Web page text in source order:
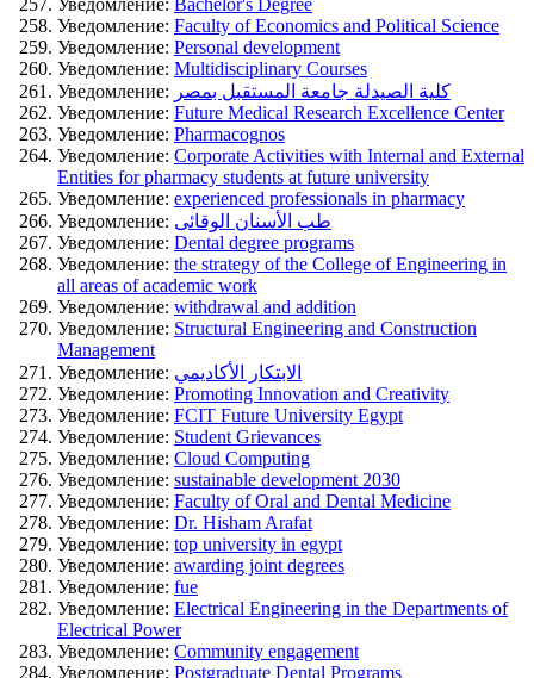
Уведомление: Bachelor's Degree
Уведомление: Faculty of Economics and Political Science
Уведомление: Personal development
Уведомление: Multidisciplinary Courses
Уведомление: كلية الصيدلة جامعة المستقبل بمصر
Уведомление: Future Medical Research Excellence Center
Уведомление: Pharmacognos
Уведомление: Corporate Activities with Internal and External
Entities for pharmacy students at future university
Уведомление: experienced professionals in pharmacy
Уведомление: طب الأسنان الوقائى
Уведомление: Dental degree programs
Уведомление: the strategy of the College of Engineering in
all areas of academic work
Уведомление: withdrawal and addition
Уведомление: Structural Engineering and Construction
Management
Уведомление: الابتكار الأكاديمي
Уведомление: Promoting Innovation and Creativity
Уведомление: FCIT Future University Egypt
Уведомление: Student Grievances
Уведомление: Cloud Computing
Уведомление: sustainable development 2030
Уведомление: Faculty of Oral and Dental Medicine
Уведомление: Dr. Hisham Arafat
Уведомление: top university in egypt
Уведомление: awarding joint degrees
Уведомление: fue
Уведомление: Electrical Engineering in the Departments of
Electrical Power
Уведомление: Community engagement
Уведомление: Postgraduate Dental Programs